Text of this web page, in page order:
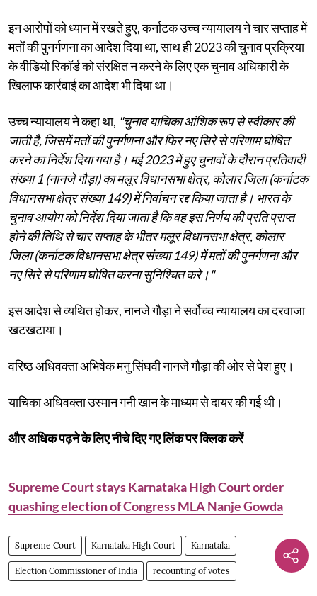
इन आरोपों को ध्यान में रखते हुए, कर्नाटक उच्च न्यायालय ने चार सप्ताह में
मतों की पुनर्गणना का आदेश दिया था, साथ ही 2023 की चुनाव प्रक्रिया
के वीडियो रिकॉर्ड को संरक्षित न करने के लिए एक चुनाव अधिकारी के
खिलाफ कार्रवाई का आदेश भी दिया था।
उच्च न्यायालय ने कहा था, "चुनाव याचिका आंशिक रूप से स्वीकार की
जाती है, जिसमें मतों की पुनर्गणना और फिर नए सिरे से परिणाम घोषित
करने का निर्देश दिया गया है। मई 2023 में हुए चुनावों के दौरान प्रतिवादी
संख्या 1 (नानजे गौड़ा) का मलूर विधानसभा क्षेत्र, कोलार जिला (कर्नाटक
विधानसभा क्षेत्र संख्या 149) में निर्वाचन रद्द किया जाता है। भारत के
चुनाव आयोग को निर्देश दिया जाता है कि वह इस निर्णय की प्रति प्राप्त
होने की तिथि से चार सप्ताह के भीतर मलूर विधानसभा क्षेत्र, कोलार
जिला (कर्नाटक विधानसभा क्षेत्र संख्या 149) में मतों की पुनर्गणना और
नए सिरे से परिणाम घोषित करना सुनिश्चित करे।"
इस आदेश से व्यथित होकर, नानजे गौड़ा ने सर्वोच्च न्यायालय का दरवाजा
खटखटाया।
वरिष्ठ अधिवक्ता अभिषेक मनु सिंघवी नानजे गौड़ा की ओर से पेश हुए।
याचिका अधिवक्ता उस्मान गनी खान के माध्यम से दायर की गई थी।
और अधिक पढ़ने के लिए नीचे दिए गए लिंक पर क्लिक करें
Supreme Court stays Karnataka High Court order
quashing election of Congress MLA Nanje Gowda
Supreme Court Karnataka High Court Karnataka
Election Commissioner of India recounting of votes